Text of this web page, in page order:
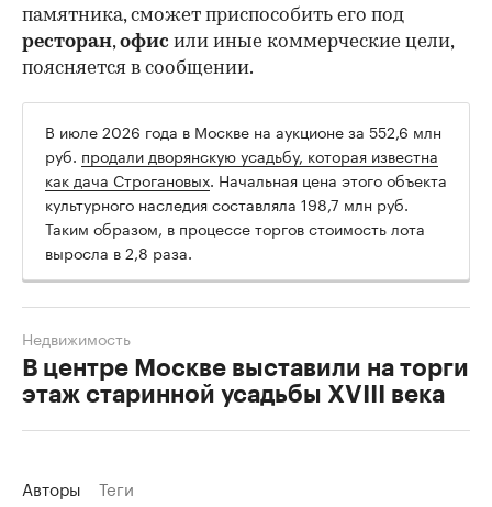
памятника, сможет приспособить его под
ресторан,офис или иные коммерческие цели,
поясняется в сообщении.
В июле 2026 года в Москве на аукционе за 552,6 млн
руб. продали дворянскую усадьбу, которая известна
как дача Строгановых. Начальная цена этого объекта
культурного наследия составляла 198,7 млн руб.
Таким образом, в процессе торгов стоимость лота
выросла в 2,8 раза.
В центре Москве выставили на торги
этаж старинной усадьбы XVIII века
Недвижимость
Авторы Теги